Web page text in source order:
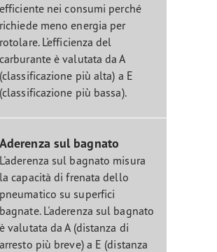
efficiente nei consumi perché
richiede meno energia per
rotolare. L'efficienza del
carburante è valutata da A
(classificazione più alta) a E
(classificazione più bassa).
Aderenza sul bagnato
L'aderenza sul bagnato misura
la capacità di frenata dello
pneumatico su superfici
bagnate. L'aderenza sul bagnato
è valutata da A (distanza di
arresto più breve) a E (distanza